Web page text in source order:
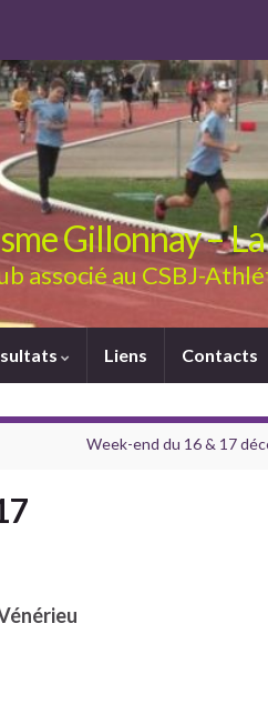
Gillonnay –
associé au CSBJ-
Liens Contacts
Week-end du 16 & 17